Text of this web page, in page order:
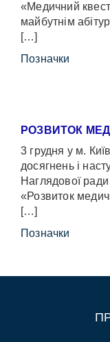
«Медичний
майбутнім
[…]
Позначки
РОЗВИТОК
3 грудня у м.
досягнень і
Наглядової
«Розвиток
[…]
Позначки